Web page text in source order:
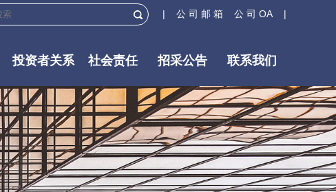
公 司 OA |
| 公 司 邮 箱
投资者关系 社会责任 招采公告 联系我们